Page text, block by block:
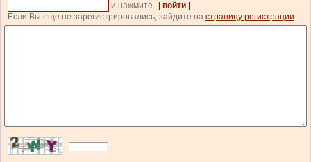
и нажмите
| войти |
.
Если Вы еще не зарегистрировались, зайдите на страницу регистрации.